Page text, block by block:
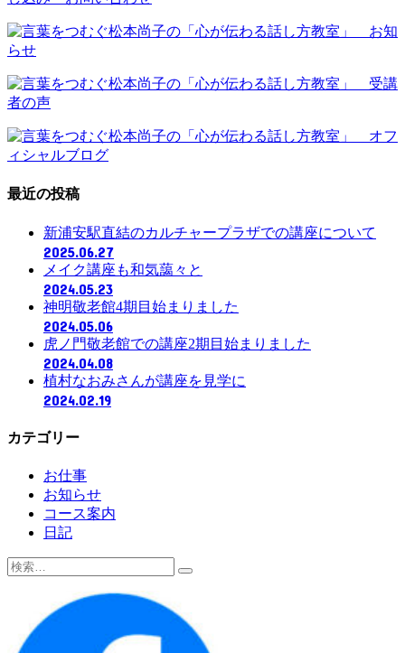
最近の投稿
新浦安駅直結のカルチャープラザでの講座について
2025.06.27
メイク講座も和気藹々と
2024.05.23
神明敬老館4期目始まりました
2024.05.06
虎ノ門敬老館での講座2期目始まりました
2024.04.08
植村なおみさんが講座を見学に
2024.02.19
カテゴリー
お仕事
お知らせ
コース案内
日記
検